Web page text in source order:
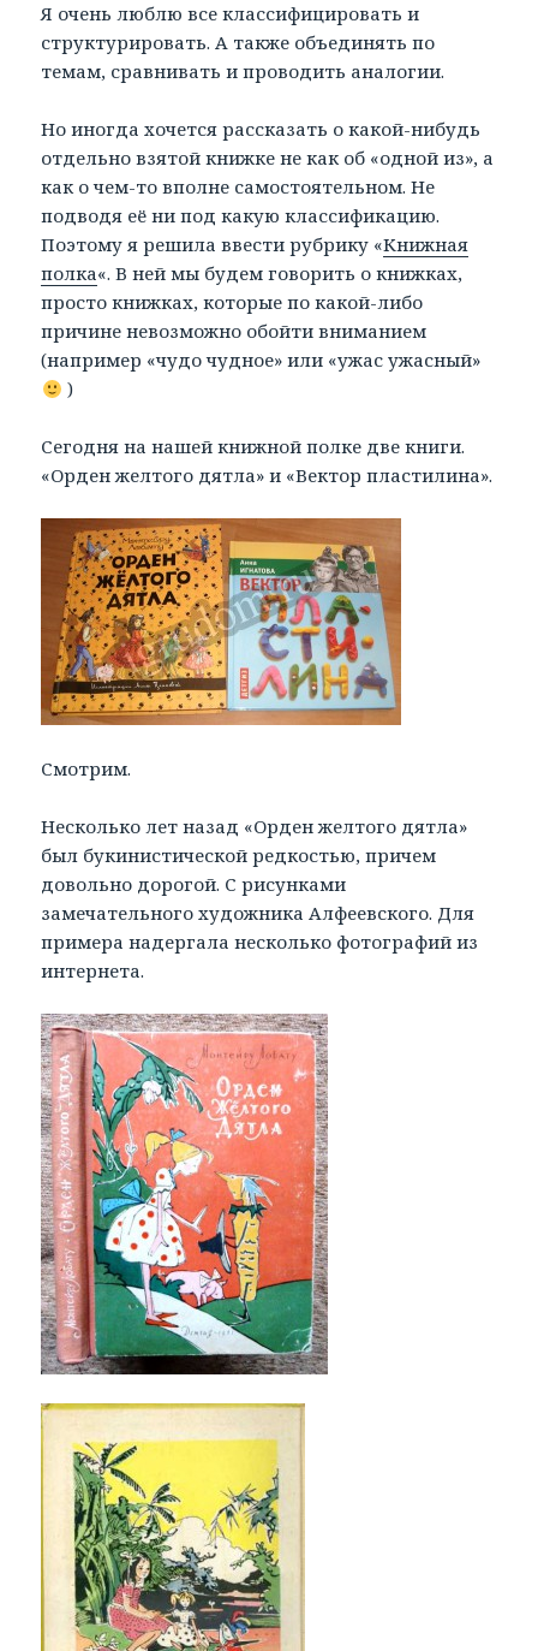
Я очень люблю все классифицировать и
структурировать. А также объединять по
темам, сравнивать и проводить аналогии.
Но иногда хочется рассказать о какой-нибудь
отдельно взятой книжке не как об «одной из», а
как о чем-то вполне самостоятельном. Не
подводя её ни под какую классификацию.
Поэтому я решила ввести рубрику «Книжная
полка«. В ней мы будем говорить о книжках,
просто книжках, которые по какой-либо
причине невозможно обойти вниманием
(например «чудо чудное» или «ужас ужасный»
)
Сегодня на нашей книжной полке две книги.
«Орден желтого дятла» и «Вектор пластилина».
Смотрим.
Несколько лет назад «Орден желтого дятла»
был букинистической редкостью, причем
довольно дорогой. С рисунками
замечательного художника Алфеевского. Для
примера надергала несколько фотографий из
интернета.